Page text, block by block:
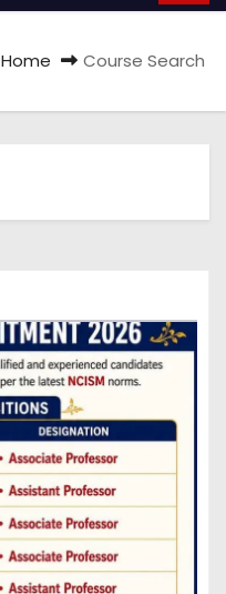
Home Course Search